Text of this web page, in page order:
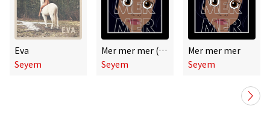
Eva
Seyem
Mer mer mer (Remixes)
Seyem
Mer mer mer
Seyem